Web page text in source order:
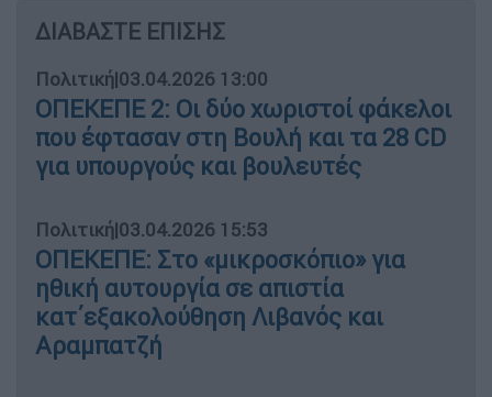
ΔΙΑΒΑΣΤΕ ΕΠΙΣΗΣ
Πολιτική|03.04.2026 13:00
ΟΠΕΚΕΠΕ 2: Οι δύο χωριστοί φάκελοι
που έφτασαν στη Βουλή και τα 28 CD
για υπουργούς και βουλευτές
Πολιτική|03.04.2026 15:53
ΟΠΕΚΕΠΕ: Στο «μικροσκόπιο» για
ηθική αυτουργία σε απιστία
κατ΄εξακολούθηση Λιβανός και
Αραμπατζή